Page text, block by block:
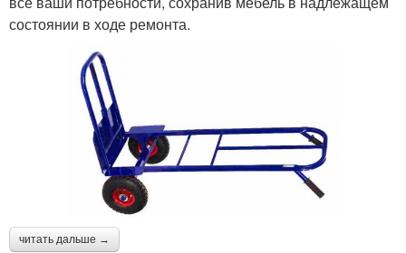
состоянии в ходе ремонта.
читать дальше →